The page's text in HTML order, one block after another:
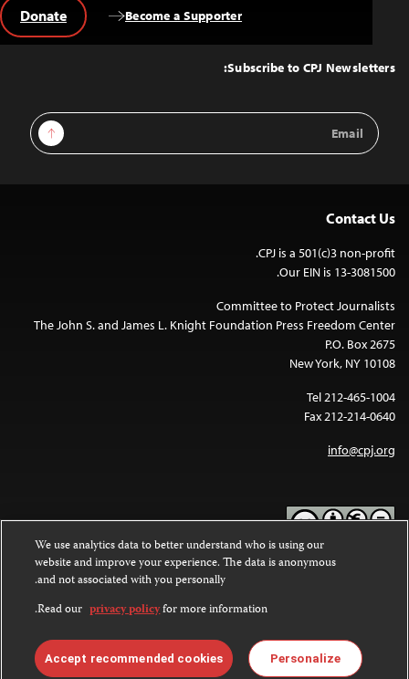
Top
Subscribe to CPJ Newsletters:
Email
Address
Sign Up
Become a Supporter
Donate
Contact Us
CPJ is a 501(c)3 non-profit.
Our EIN is 13-3081500.
Committee to Protect Journalists
The John S. and James L. Knight Foundation Press Freedom Center
P.O. Box 2675
New York, NY 10108
Tel 212-465-1004
Fax 212-214-0640
info@cpj.org
Except where noted, text on this website is licensed under a
Commons Attribution-NonCommercial-NoDerivatives 4.0
Images and other media are not covered by the Creative Commons
license. For more information about permissions, see our
.
We use analytics data to better understand who is using our
website and improve your experience. The data is anonymous
and not associated with you personally.
Read our privacy policyfor more information.
Personalize
Accept recommended cookies